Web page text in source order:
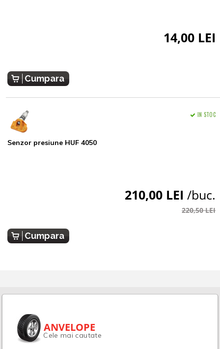
14,00 LEI
Cumpara
Senzor presiune HUF 4050
IN STOC
210,00 LEI /buc.
220,50 LEI
Cumpara
ANVELOPE
Cele mai cautate